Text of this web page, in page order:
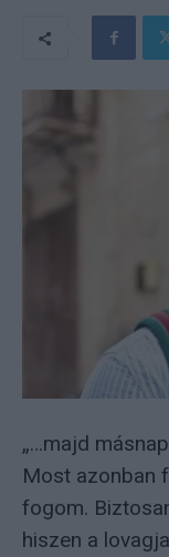
„…majd
Most azonban
fogom.
hiszen a